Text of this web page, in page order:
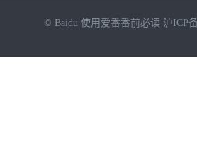
© Baidu 使用爱番番前必读 沪ICP